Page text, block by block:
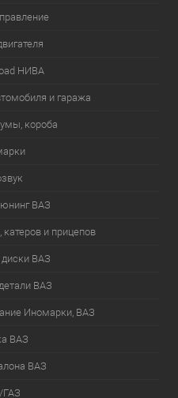
НИВА
и гаража
короба
ВАЗ
и прицепов
ВАЗ
ВАЗ
Иномарки, ВАЗ
ВАЗ
ВАЗ